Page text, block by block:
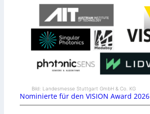
Bild: Landesmesse Stuttgart GmbH & Co. KG
Nominierte für den VISION Award 2026